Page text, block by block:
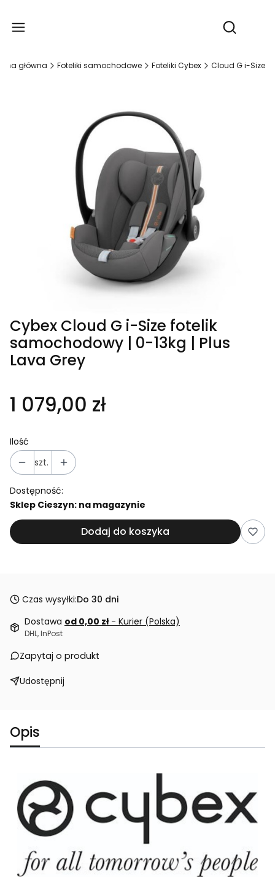
Otwórz
główna Foteliki samochodowe Foteliki Cybex Cloud G i-Size
Cybex Cloud G i-Size fotelik
samochodowy | 0-13kg | Plus
Lava Grey
1 079,00 zł
Ilość
szt.
Dostępność:
Sklep Cieszyn: na magazynie
Dodaj do koszyka
Czas wysyłki:Do 30 dni
Dostawa od 0,00 zł - Kurier (Polska)
DHL, InPost
Zapytaj o produkt
Udostępnij
Opis